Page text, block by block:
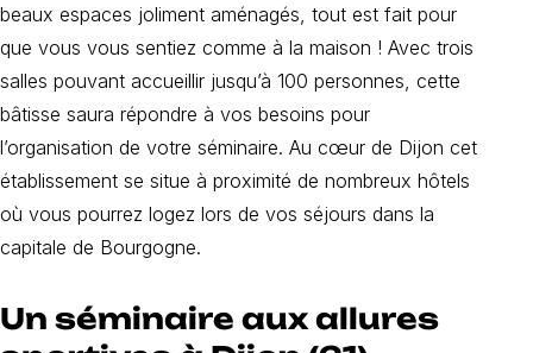
beaux espaces joliment aménagés, tout est fait pour
que vous vous sentiez comme à la maison ! Avec trois
salles pouvant accueillir jusqu’à 100 personnes, cette
bâtisse saura répondre à vos besoins pour
l’organisation de votre séminaire. Au cœur de Dijon cet
établissement se situe à proximité de nombreux hôtels
où vous pourrez logez lors de vos séjours dans la
capitale de Bourgogne.
Un séminaire aux allures